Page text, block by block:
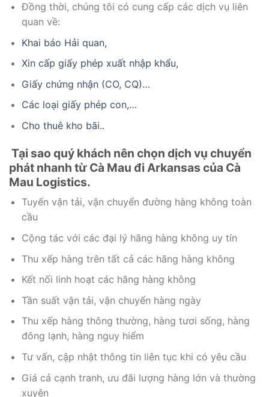
Đồng thời, chúng tôi có cung cấp các dịch vụ liên
quan về:
Khai báo Hải quan,
Xin cấp giấy phép xuất nhập khẩu,
Giấy chứng nhận (CO, CQ)…
Các loại giấy phép con,…
Cho thuê kho bãi..
Tại sao quý khách nên chọn dịch vụ chuyển
phát nhanh từ Cà Mau đi Arkansas của Cà
Mau Logistics.
Tuyến vận tải, vận chuyển đường hàng không toàn
cầu
Cộng tác với các đại lý hãng hàng không uy tín
Thu xếp hàng trên tất cả các hãng hàng không
Kết nối linh hoạt các hãng hàng không
Tần suất vận tải, vận chuyển hàng ngày
Thu xếp hàng thông thường, hàng tươi sống, hàng
đông lạnh, hàng nguy hiểm
Tư vấn, cập nhật thông tin liên tục khi có yêu cầu
Giá cả cạnh tranh, ưu đãi lượng hàng lớn và thường
xuyên